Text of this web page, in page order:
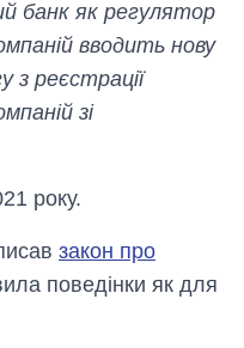
банк як регулятор
вводить нову
з реєстрації
зі
року.
закон про
поведінки як для
Скільки картоплі
вирощували в
Україні до і під час
великої війни